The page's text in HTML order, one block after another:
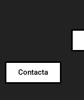
Contacta